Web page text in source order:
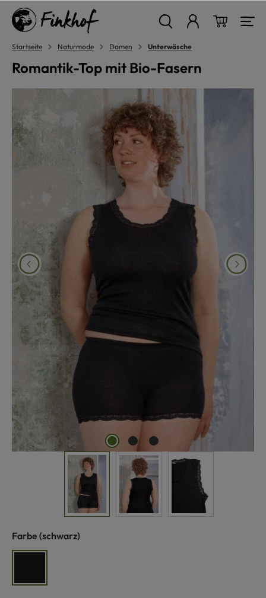
springen
Startseite Naturmode Damen Unterwäsche
Romantik-Top mit Bio-Fasern
Farbe auswählen
(schwarz)